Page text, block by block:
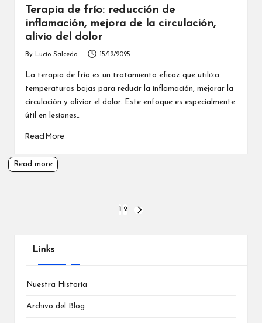
Terapia de frío: reducción de
inflamación, mejora de la circulación,
alivio del dolor
by
By Lucio Salcedo 15/12/2025
La terapia de frío es un tratamiento eficaz que utiliza
temperaturas bajas para reducir la inflamación, mejorar la
circulación y aliviar el dolor. Este enfoque es especialmente
útil en lesiones…
Read More
Read more
1 2
Links
Nuestra Historia
Archivo del Blog